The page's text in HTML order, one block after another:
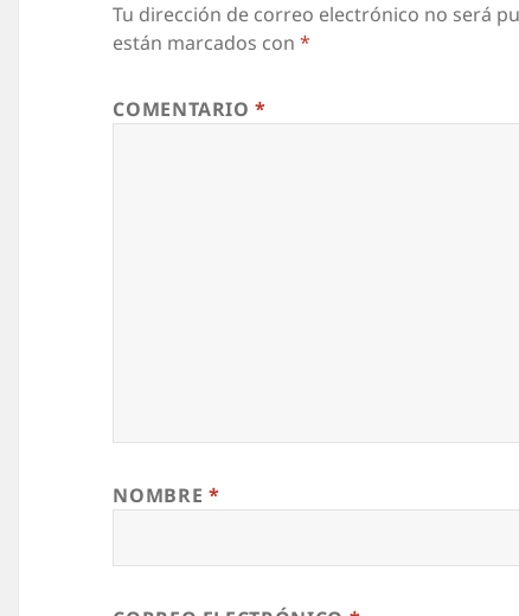
Tu dirección de correo electrónico no será
están marcados con*
COMENTARIO*
NOMBRE *